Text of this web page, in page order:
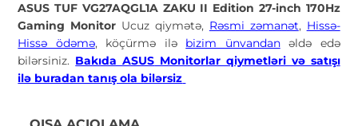
ASUS TUF VG27AQGL1A ZAKU II Edition 27-inch 170Hz
Gaming Monitor Ucuz qiymətə, Rəsmi zəmanət, Hissə-
Hissə ödəmə, köçürmə ilə bizim ünvandanəldə edə
bilərsiniz. Bakıda ASUS Monitorlar qiymetləri və satışı
ilə buradan tanış ola bilərsiz